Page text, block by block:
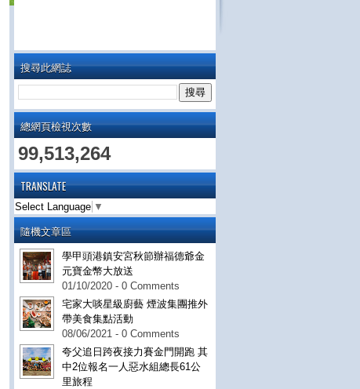
搜尋此網誌
總網頁檢視次數
99,513,264
TRANSLATE
Select Language ▼
隨機文章區
學甲頭港鎮安宮秋節辦福德爺金
元寶金幣大放送
01/10/2020 - 0 Comments
宅家大啖星級廚藝 煙波集團推外
帶美食集點活動
08/06/2021 - 0 Comments
夸父追日跨夜接力賽金門開跑 其
中2位報名一人惡水組總長61公
里旅程